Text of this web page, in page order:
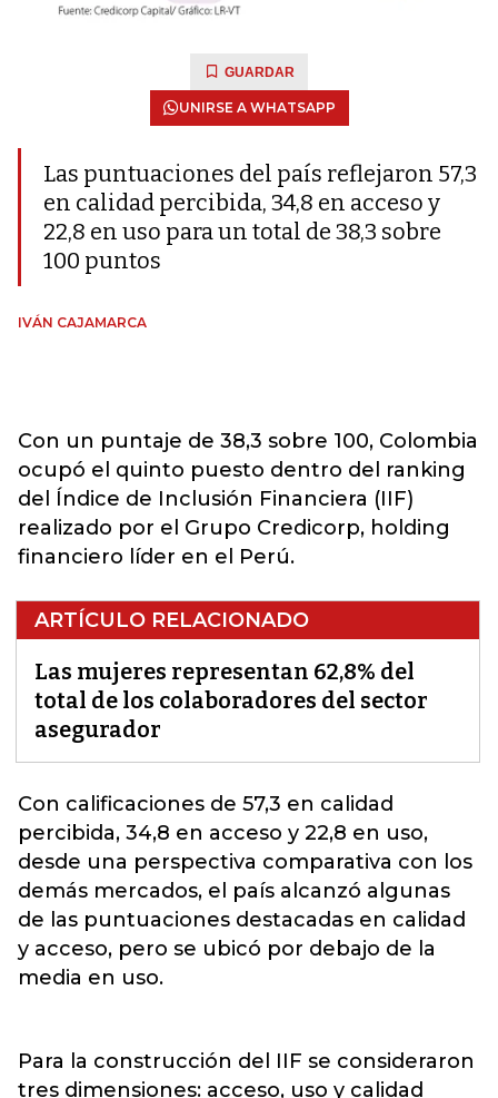
GUARDAR
UNIRSE A WHATSAPP
Las puntuaciones del país reflejaron 57,3
en calidad percibida, 34,8 en acceso y
22,8 en uso para un total de 38,3 sobre
100 puntos
IVÁN CAJAMARCA
Con un puntaje de 38,3 sobre 100, Colombia
ocupó el quinto puesto dentro del ranking
del Índice de Inclusión Financiera (IIF)
realizado por el Grupo Credicorp, holding
financiero líder en el Perú.
ARTÍCULO RELACIONADO
Las mujeres representan 62,8% del
total de los colaboradores del sector
asegurador
Con calificaciones de 57,3 en calidad
percibida, 34,8 en acceso y 22,8 en uso,
desde una perspectiva comparativa con los
demás mercados, el país alcanzó algunas
de las puntuaciones destacadas en calidad
y acceso, pero se ubicó por debajo de la
media en uso.
Para la construcción del IIF se consideraron
tres dimensiones: acceso, uso y calidad